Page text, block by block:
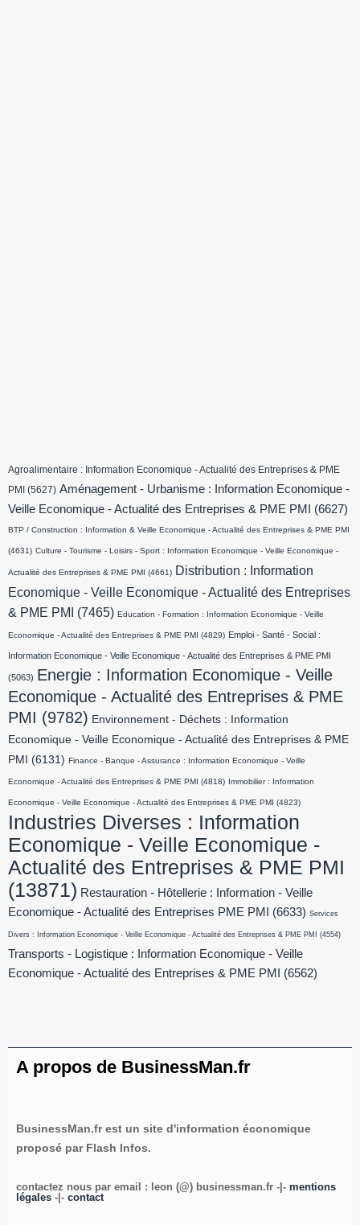
Agroalimentaire : Information Economique - Actualité des Entreprises & PME
PMI (5627) Aménagement - Urbanisme : Information Economique -
Veille Economique - Actualité des Entreprises & PME PMI
(6627)
BTP / Construction : Information & Veille Economique - Actualité des Entreprises & PME PMI
(4631) Culture - Tourisme - Loisirs - Sport : Information Economique - Veille Economique -
Actualité des Entreprises & PME PMI (4661) Distribution : Information
Economique - Veille Economique - Actualité des Entreprises
& PME PMI
(7465) Education - Formation : Information Economique - Veille
Economique - Actualité des Entreprises & PME PMI (4829) Emploi - Santé - Social :
Information Economique - Veille Economique - Actualité des Entreprises & PME PMI
(5063) Energie : Information Economique - Veille
Economique - Actualité des Entreprises & PME
PMI (9782) Environnement - Déchets : Information
Economique - Veille Economique - Actualité des Entreprises & PME
PMI
(6131) Finance - Banque - Assurance : Information Economique - Veille
Economique - Actualité des Entreprises & PME PMI (4818) Immobilier : Information
Economique - Veille Economique - Actualité des Entreprises & PME PMI (4823)
Industries Diverses : Information
Economique - Veille Economique -
Actualité des Entreprises & PME PMI
(13871) Restauration - Hôtellerie : Information - Veille
Economique - Actualité des Entreprises PME PMI
(6633) Services
Divers : Information Economique - Veille Economique - Actualité des Entreprises & PME PMI (4554)
Transports - Logistique : Information Economique - Veille
Economique - Actualité des Entreprises & PME PMI
(6562)
A propos de BusinessMan.fr
BusinessMan.fr est un site d'information économique
proposé par Flash Infos.
contactez nous par email : leon (@) businessman.fr -|- mentions
légales -|- contact